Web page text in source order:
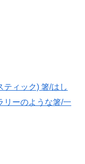
ティック) 箸/はし
リーのような箸/一